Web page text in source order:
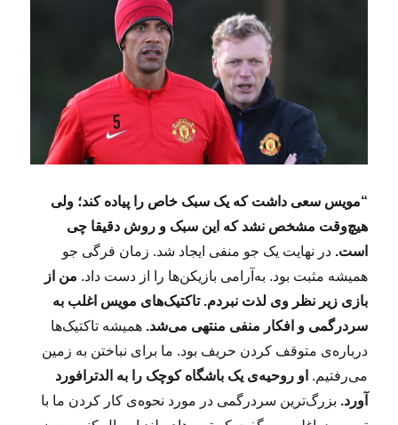
“مویس سعی داشت که یک سبک خاص را پیاده کند؛ ولی
هیچ‌وقت مشخص نشد که این سبک و روش دقیقا چی
است. در نهایت یک جو منفی ایجاد شد. زمان فرگی جو
همیشه مثبت بود. به‌آرامی بازیکن‌ها را از دست داد. من از
بازی زیر نظر وی لذت نبردم. تاکتیک‌های مویس اغلب به
سردرگمی و افکار منفی منتهی می‌شد. همیشه تاکتیک‌ها
درباره‌ی متوقف کردن حریف بود. ما برای نباختن به زمین
می‌رفتیم. او روحیه‌ی یک باشگاه کوچک را به الدترافورد
آورد. بزرگ‌ترین سردرگمی در مورد نحوه‌ی کار کردن ما با